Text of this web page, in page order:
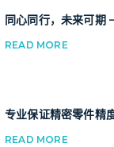
同心同行，未来可
READ MORE
专业保证精密零件精
READ MORE